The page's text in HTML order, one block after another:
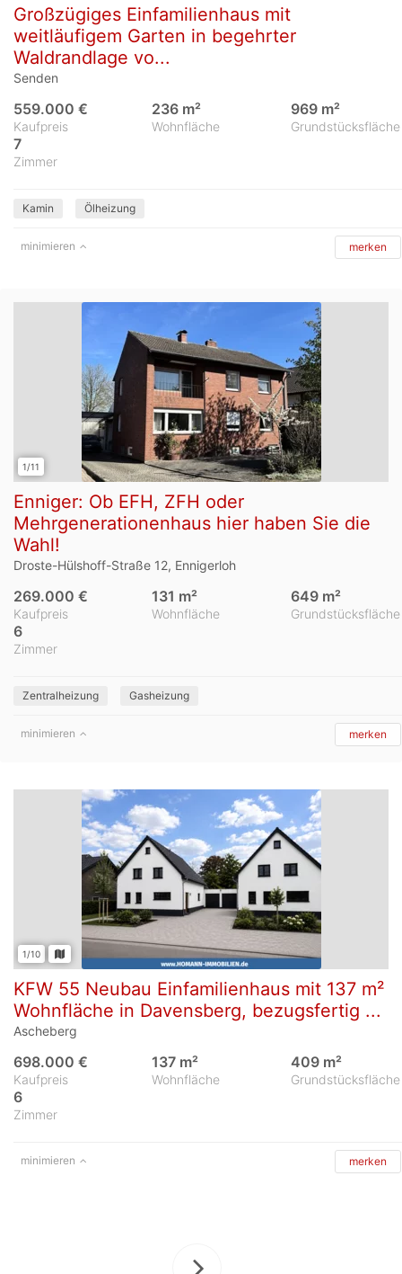
Großzügiges Einfamilienhaus mit
weitläufigem Garten in begehrter
Waldrandlage vo...
Senden
Kaufpreis
559.000 €
Wohnfläche
236 m²
Grundstücksfläche
969 m²
Zimmer
7
Kamin Ölheizung
minimieren merken
1/11
Enniger: Ob EFH, ZFH oder
Mehrgenerationenhaus hier haben Sie die
Wahl!
Droste-Hülshoff-Straße 12, Ennigerloh
Kaufpreis
269.000 €
Wohnfläche
131 m²
Grundstücksfläche
649 m²
Zimmer
6
Zentralheizung Gasheizung
minimieren merken
1/10
KFW 55 Neubau Einfamilienhaus mit 137 m²
Wohnfläche in Davensberg, bezugsfertig ...
Ascheberg
Kaufpreis
698.000 €
Wohnfläche
137 m²
Grundstücksfläche
409 m²
Zimmer
6
minimieren merken